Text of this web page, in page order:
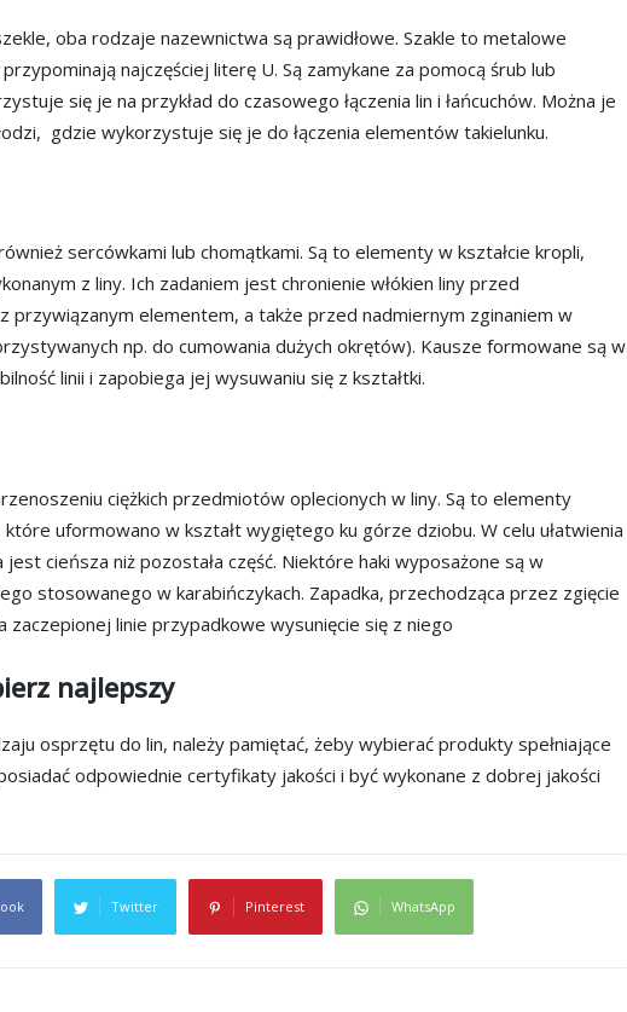
oba rodzaje nazewnictwa są prawidłowe. Szakle to metalowe
najczęściej literę U. Są zamykane za pomocą śrub lub
się je na przykład do czasowego łączenia lin i łańcuchów. Można je
gdzie wykorzystuje się je do łączenia elementów takielunku.
sercówkami lub chomątkami. Są to elementy w kształcie kropli,
z liny. Ich zadaniem jest chronienie włókien liny przed
przywiązanym elementem, a także przed nadmiernym zginaniem w
np. do cumowania dużych okrętów). Kausze formowane są w
linii i zapobiega jej wysuwaniu się z kształtki.
ciężkich przedmiotów oplecionych w liny. Są to elementy
uformowano w kształt wygiętego ku górze dziobu. W celu ułatwienia
jest cieńsza niż pozostała część. Niektóre haki wyposażone są w
stosowanego w karabińczykach. Zapadka, przechodząca przez zgięcie
zaczepionej linie przypadkowe wysunięcie się z niego
najlepszy
osprzętu do lin, należy pamiętać, żeby wybierać produkty spełniające
odpowiednie certyfikaty jakości i być wykonane z dobrej jakości
Twitter Pinterest WhatsApp